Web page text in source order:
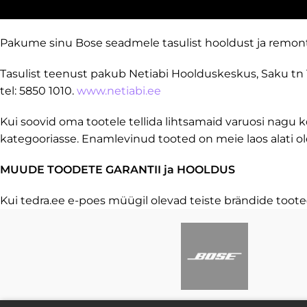
Pakume sinu Bose seadmele tasulist hooldust ja
Tasulist teenust pakub Netiabi Hoolduskeskus, Saku tn
tel: 5850 1010. www.netiabi.ee
Kui soovid oma tootele tellida lihtsamaid varuosi nagu
kategooriasse. Enamlevinud tooted on meie laos alati
MUUDE TOODETE GARANTII ja HOOLDUS
Kui tedra.ee e-poes müügil olevad teiste brändide